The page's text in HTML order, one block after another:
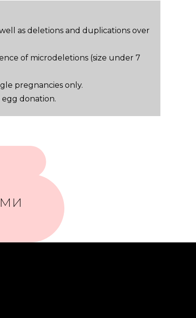
as deletions and duplications over
of microdeletions (size under 7
pregnancies only.
donation.